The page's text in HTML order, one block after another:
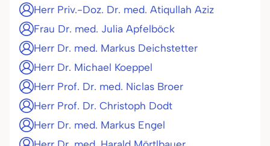
Herr Priv.-Doz. Dr. med. Atiqullah Aziz
Frau Dr. med. Julia Apfelböck
Herr Dr. med. Markus Deichstetter
Herr Dr. Michael Koeppel
Herr Prof. Dr. med. Niclas Broer
Herr Prof. Dr. Christoph Dodt
Herr Dr. med. Markus Engel